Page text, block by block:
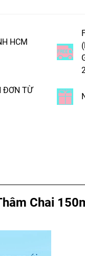
HCM
ĐƠN TỪ
Chai